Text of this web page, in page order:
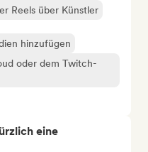
Reels über Künstler
hinzufügen
oder dem Twitch-
eine